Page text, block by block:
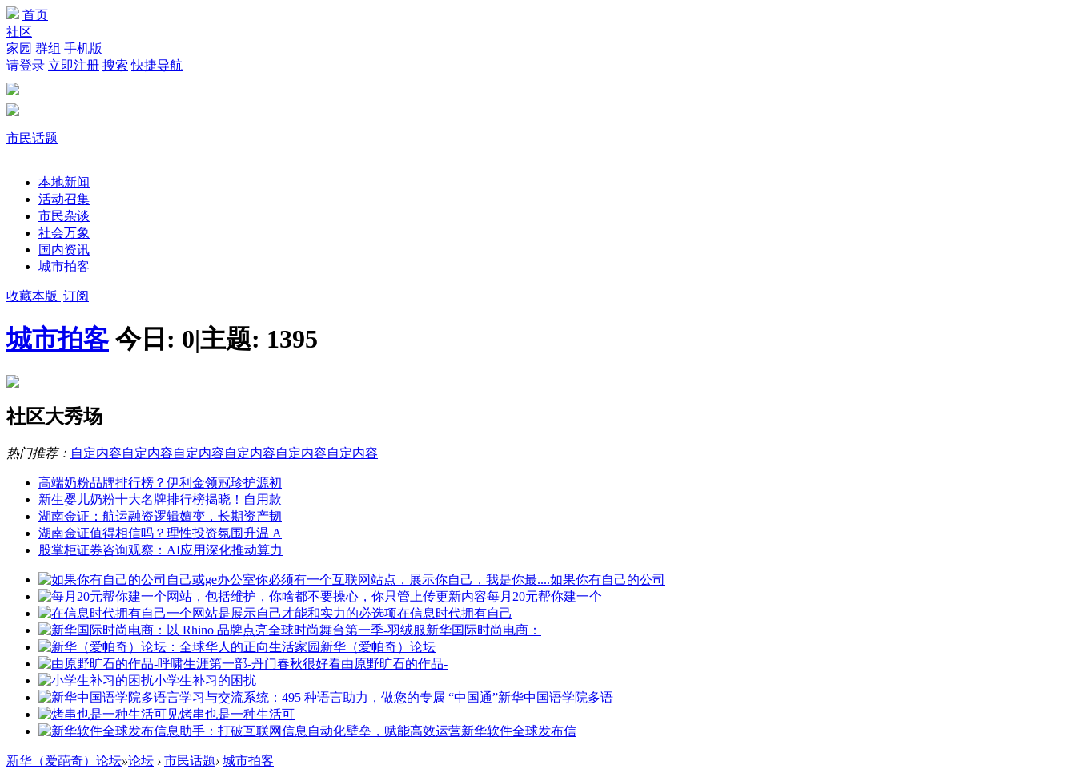
首页
社区
家园 群组 手机版
请登录 立即注册 搜索 快捷导航
市民话题
本地新闻
活动召集
市民杂谈
社会万象
国内资讯
城市拍客
收藏本版 |订阅
城市拍客 今日: 0|主题: 1395
社区大秀场
热门推荐： 自定内容自定内容自定内容自定内容自定内容自定内容
高端奶粉品牌排行榜？伊利金领冠珍护源初
新生婴儿奶粉十大名牌排行榜揭晓！自用款
湖南金证：航运融资逻辑嬗变，长期资产韧
湖南金证值得相信吗？理性投资氛围升温 A
股掌柜证券咨询观察：AI应用深化推动算力
如果你有自己的公司
每月20元帮你建一个
在信息时代拥有自己
新华国际时尚电商：
新华（爱帕奇）论坛
由原野旷石的作品-
小学生补习的困扰
新华中国语学院多语
烤串也是一种生活可
新华软件全球发布信
新华（爱葩奇）论坛»论坛 › 市民话题› 城市拍客